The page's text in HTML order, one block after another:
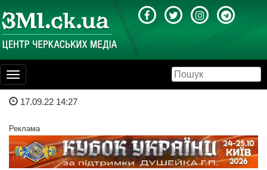
Toggle
navigation
17.09.22 14:27
Реклама